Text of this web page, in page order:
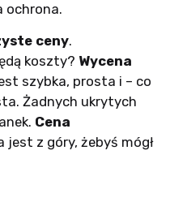
ochrona.
ceny.
koszty? Wycena
szybka, prosta i – co
Żadnych ukrytych
Cena
jest z góry, żebyś mógł